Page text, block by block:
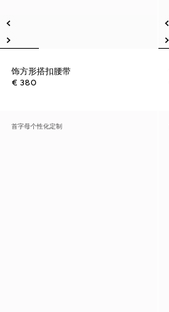
饰方形搭扣腰带
€ 380
首字母个性化定制